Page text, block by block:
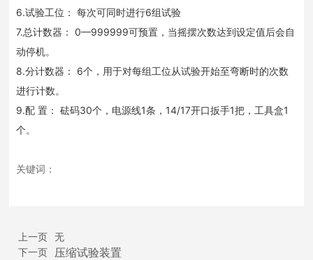
6.试验工位： 每次可同时进行6组试验
7.总计数器： 0—999999可预置，当摇摆次数达到设定值后会自
动停机。
8.分计数器： 6个，用于对每组工位从试验开始至弯断时的次数
进行计数。
9.配 置： 砝码30个，电源线1条，14/17开口扳手1把，工具盒1
个。
关键词：
上一页 无
下一页
压缩试验装置